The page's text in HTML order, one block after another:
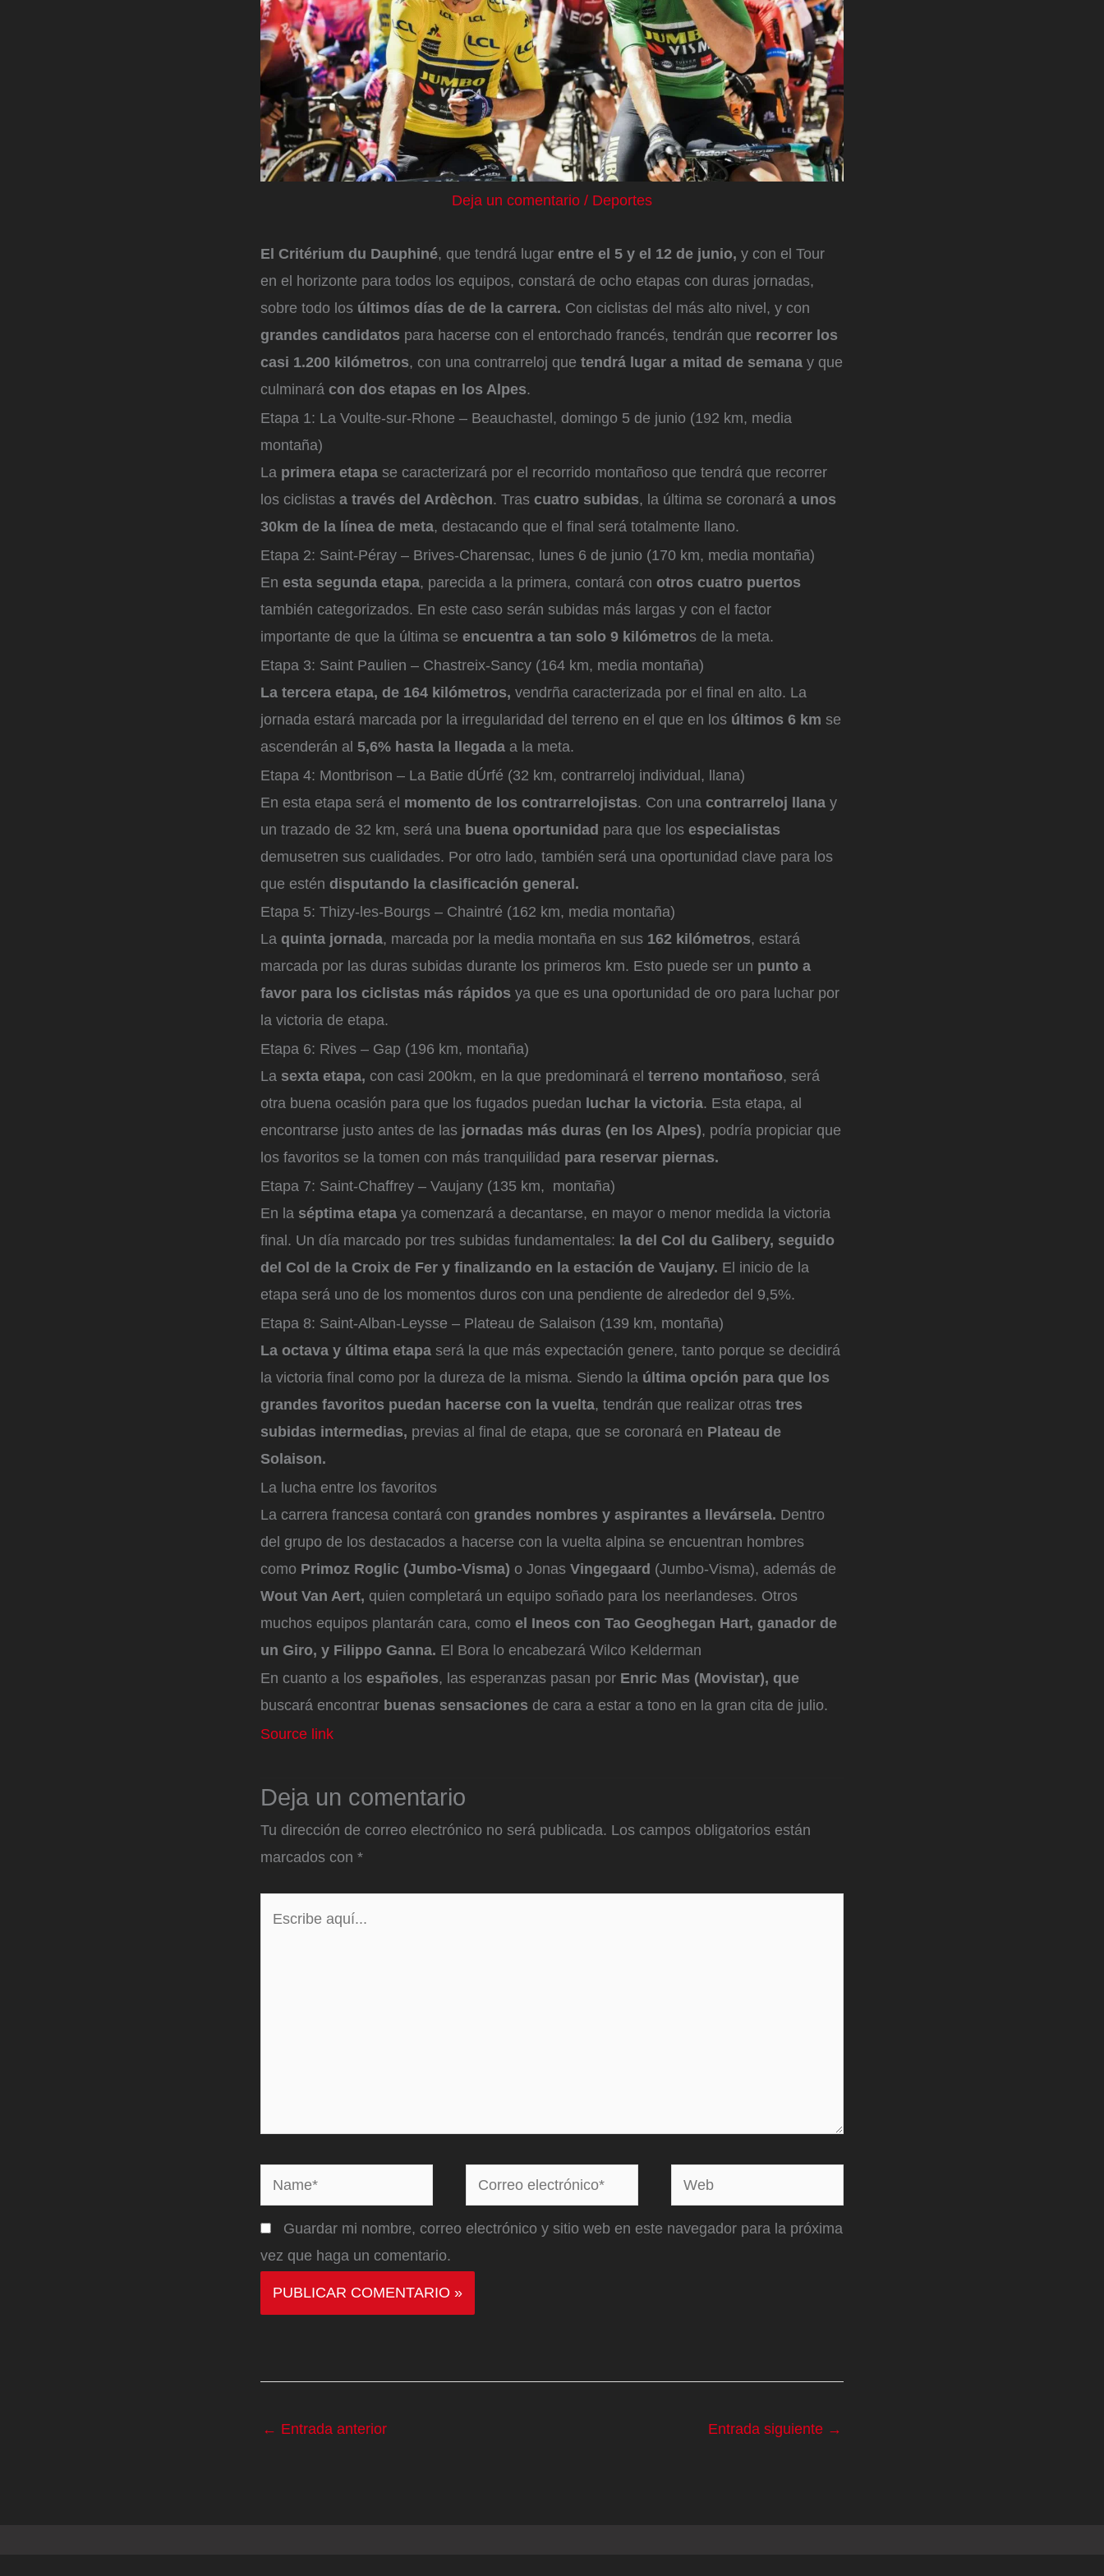
Deja un comentario / Deportes
El Critérium du Dauphiné, que tendrá lugar entre el 5 y el 12 de junio, y con el Tour
en el horizonte para todos los equipos, constará de ocho etapas con duras jornadas,
sobre todo los últimos días de de la carrera. Con ciclistas del más alto nivel, y con
grandes candidatos para hacerse con el entorchado francés, tendrán que recorrer los
casi 1.200 kilómetros, con una contrarreloj que tendrá lugar a mitad de semana y que
culminará con dos etapas en los Alpes.
Etapa 1: La Voulte-sur-Rhone – Beauchastel, domingo 5 de junio (192 km, media
montaña)
La primera etapa se caracterizará por el recorrido montañoso que tendrá que recorrer
los ciclistas a través del Ardèchon. Tras cuatro subidas, la última se coronará a unos
30km de la línea de meta, destacando que el final será totalmente llano.
Etapa 2: Saint-Péray – Brives-Charensac, lunes 6 de junio (170 km, media montaña)
En esta segunda etapa, parecida a la primera, contará con otros cuatro puertos
también categorizados. En este caso serán subidas más largas y con el factor
importante de que la última se encuentra a tan solo 9 kilómetros de la meta.
Etapa 3: Saint Paulien – Chastreix-Sancy (164 km, media montaña)
La tercera etapa, de 164 kilómetros, vendrña caracterizada por el final en alto. La
jornada estará marcada por la irregularidad del terreno en el que en los últimos 6 km se
ascenderán al 5,6% hasta la llegada a la meta.
Etapa 4: Montbrison – La Batie dÚrfé (32 km, contrarreloj individual, llana)
En esta etapa será el momento de los contrarrelojistas. Con una contrarreloj llana y
un trazado de 32 km, será una buena oportunidad para que los especialistas
demusetren sus cualidades. Por otro lado, también será una oportunidad clave para los
que estén disputando la clasificación general.
Etapa 5: Thizy-les-Bourgs – Chaintré (162 km, media montaña)
La quinta jornada, marcada por la media montaña en sus 162 kilómetros, estará
marcada por las duras subidas durante los primeros km. Esto puede ser un punto a
favor para los ciclistas más rápidos ya que es una oportunidad de oro para luchar por
la victoria de etapa.
Etapa 6: Rives – Gap (196 km, montaña)
La sexta etapa, con casi 200km, en la que predominará el terreno montañoso, será
otra buena ocasión para que los fugados puedan luchar la victoria. Esta etapa, al
encontrarse justo antes de las jornadas más duras (en los Alpes), podría propiciar que
los favoritos se la tomen con más tranquilidad para reservar piernas.
Etapa 7: Saint-Chaffrey – Vaujany (135 km, montaña)
En la séptima etapa ya comenzará a decantarse, en mayor o menor medida la victoria
final. Un día marcado por tres subidas fundamentales: la del Col du Galibery, seguido
del Col de la Croix de Fer y finalizando en la estación de Vaujany. El inicio de la
etapa será uno de los momentos duros con una pendiente de alrededor del 9,5%.
Etapa 8: Saint-Alban-Leysse – Plateau de Salaison (139 km, montaña)
La octava y última etapa será la que más expectación genere, tanto porque se decidirá
la victoria final como por la dureza de la misma. Siendo la última opción para que los
grandes favoritos puedan hacerse con la vuelta, tendrán que realizar otras tres
subidas intermedias, previas al final de etapa, que se coronará en Plateau de
Solaison.
La lucha entre los favoritos
La carrera francesa contará con grandes nombres y aspirantes a llevársela. Dentro
del grupo de los destacados a hacerse con la vuelta alpina se encuentran hombres
como Primoz Roglic (Jumbo-Visma) o Jonas Vingegaard (Jumbo-Visma), además de
Wout Van Aert, quien completará un equipo soñado para los neerlandeses. Otros
muchos equipos plantarán cara, como el Ineos con Tao Geoghegan Hart, ganador de
un Giro, y Filippo Ganna. El Bora lo encabezará Wilco Kelderman
En cuanto a los españoles, las esperanzas pasan por Enric Mas (Movistar), que
buscará encontrar buenas sensaciones de cara a estar a tono en la gran cita de julio.
Source link
Deja un comentario
Tu dirección de correo electrónico no será publicada. Los campos obligatorios están
marcados con *
Name*
Correo
electrónico*
Web
Guardar mi nombre, correo electrónico y sitio web en este navegador para la próxima
vez que haga un comentario.
← Entrada anterior Entrada siguiente →